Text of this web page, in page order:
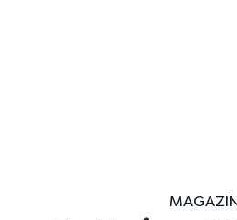
MAGAZİN